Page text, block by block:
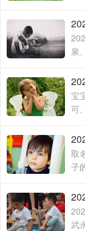
林
明
泉
涵
然
宝
可
武
诺
取
子
精
子
武